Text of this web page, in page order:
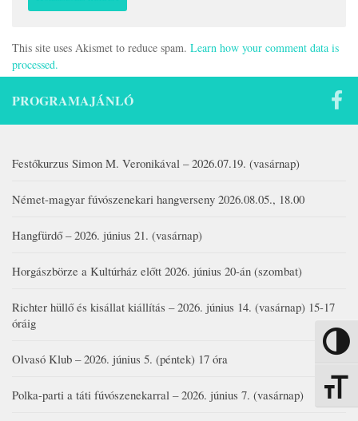
Nagy
This site uses Akismet to reduce spam. Learn how your comment data is
processed.
PROGRAMAJÁNLÓ
Festőkurzus Simon M. Veronikával – 2026.07.19. (vasárnap)
Német-magyar fúvószenekari hangverseny 2026.08.05., 18.00
Hangfürdő – 2026. június 21. (vasárnap)
Horgászbörze a Kultúrház előtt 2026. június 20-án (szombat)
Richter hüllő és kisállat kiállítás – 2026. június 14. (vasárnap) 15-17
óráig
Olvasó Klub – 2026. június 5. (péntek) 17 óra
Polka-parti a táti fúvószenekarral – 2026. június 7. (vasárnap)